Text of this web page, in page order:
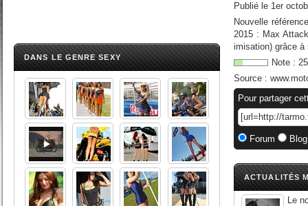
DANS LE GENRE SEXY
Publié le 1er
Nouvelle
2015 : Max
imisation) grâce à
Note : 25
Source :
Pour partager
Forum
ACTUALITÉS
Le